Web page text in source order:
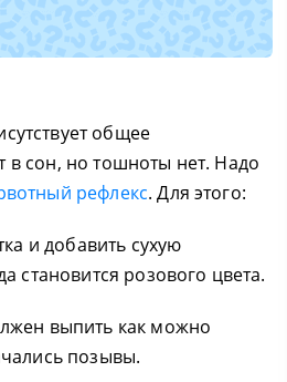
общее
в сон, но тошноты нет. Надо
рефлекс. Для этого:
и добавить сухую
становится розового цвета.
выпить как можно
позывы.